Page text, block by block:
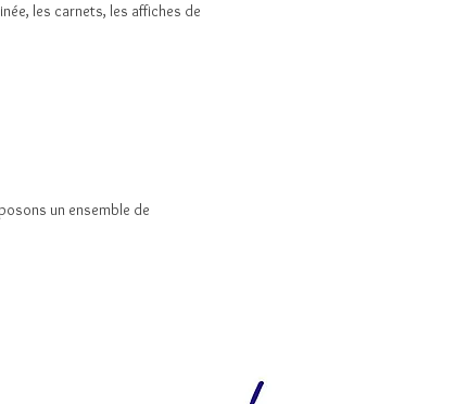
les carnets, les affiches de
un ensemble de